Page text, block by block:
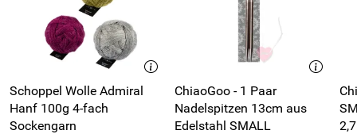
Schoppel Wolle Admiral
Hanf 100g 4-fach
Sockengarn
ChiaoGoo - 1 Paar
Nadelspitzen 13cm aus
Edelstahl SMALL